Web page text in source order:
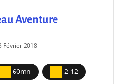
Aventure
Février 2018
60mn 2-12